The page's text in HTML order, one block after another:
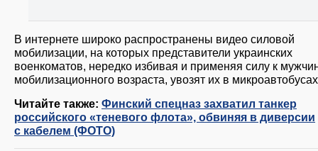
В интернете широко распространены видео силовой
мобилизации, на которых представители украинских
военкоматов, нередко избивая и применяя силу к
мобилизационного возраста, увозят их в
Читайте также: Финский спецназ захватил танкер
российского «теневого флота», обвиняя в диверсии
с кабелем (ФОТО)